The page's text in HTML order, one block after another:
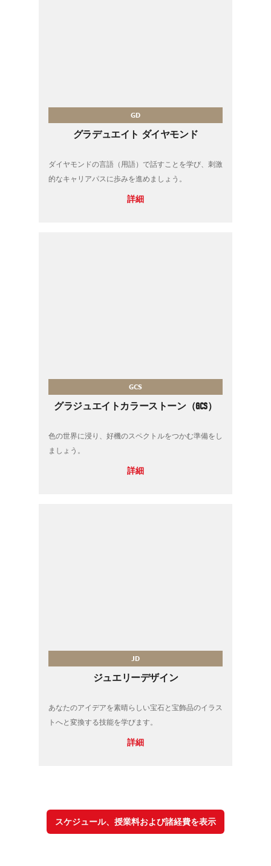
GD
グラデュエイト ダイヤモンド
ダイヤモンドの言語（用語）で話すことを学び、刺激
的なキャリアパスに歩みを進めましょう。
詳細
GCS
グラジュエイトカラーストーン（GCS）
色の世界に浸り、好機のスペクトルをつかむ準備をし
ましょう。
詳細
JD
ジュエリーデザイン
あなたのアイデアを素晴らしい宝石と宝飾品のイラス
トへと変換する技能を学びます。
詳細
スケジュール、授業料および諸経費を表示